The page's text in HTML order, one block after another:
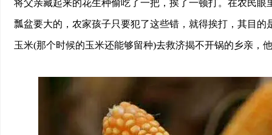
将父亲藏起来的花生种偷吃了一把，挨了一顿打。在农民
瓢盆要大的，农家孩子只要犯了这些错，就得挨打，其目
玉米(那个时候的玉米还能够留种)去救济揭不开锅的乡亲，